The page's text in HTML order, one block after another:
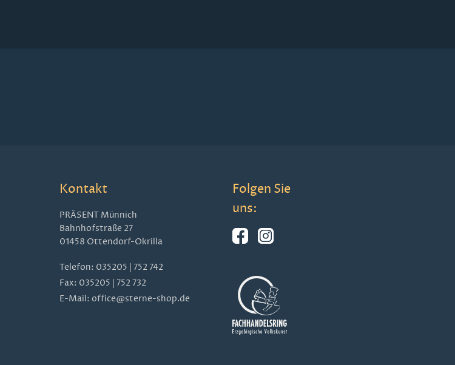
Kontakt
PRÄSENT Münnich
Bahnhofstraße 27
01458 Ottendorf-Okrilla
Telefon: 035205 | 752 742
Fax: 035205 | 752 732
E-Mail: office@sterne-shop.de
Folgen Sie
uns: